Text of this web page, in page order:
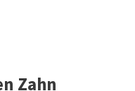
Zahn